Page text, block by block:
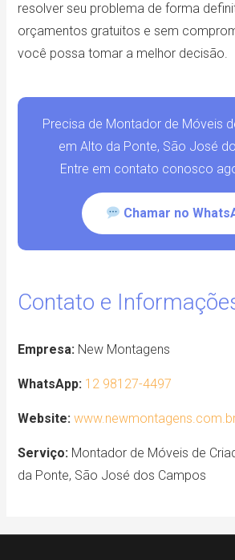
resolver seu problema de forma
orçamentos gratuitos e sem
você possa tomar a melhor decisão.
Precisa de Montador de Móveis
em Alto da Ponte, São José
Entre em contato conosco
Chamar no
Contato e
Empresa: New Montagens
WhatsApp: 12 98127-4497
Website:
Serviço: Montador de Móveis de
da Ponte, São José dos Campos